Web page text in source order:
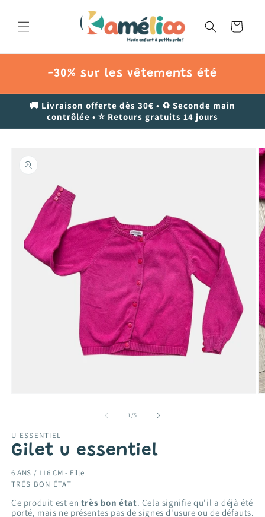
au
contenu
Panier
-30% sur les vêtements été
🚚 Livraison offerte dès 30€ • ♻️ Seconde main
contrôlée • ⭐ Retours gratuits 14 jours
produits
dans
fenêtre
1/de
5
U ESSENTIEL
Gilet u essentiel
6 ANS / 116 CM - Fille
TRÉS BON ÉTAT
Ce produit est en très bon état. Cela signifie qu'il a déjà été
porté, mais ne présentes pas de signes d'usure ou de défauts.